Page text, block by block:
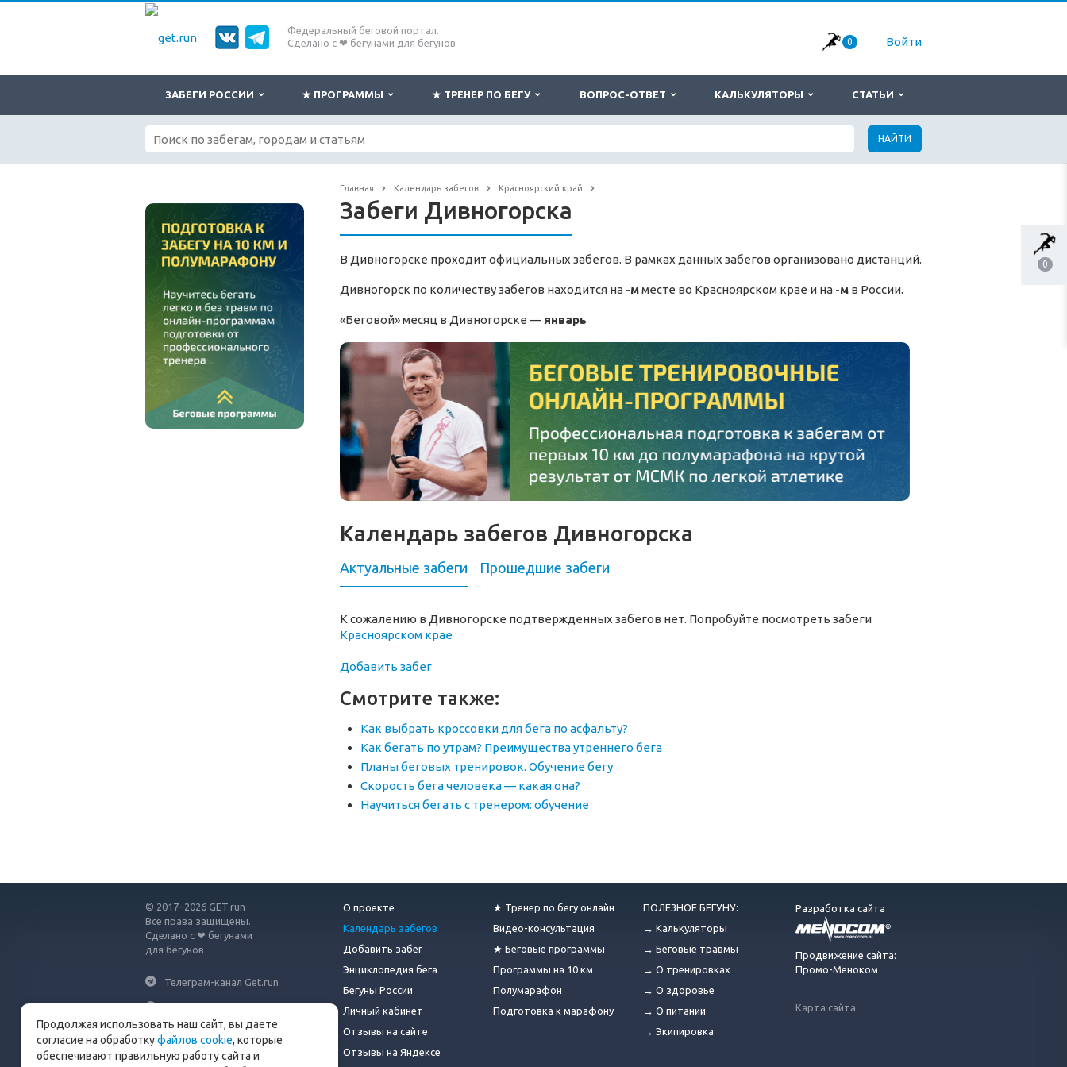
0
Федеральный беговой портал.
Сделано с ❤ бегунами для бегунов
0 Войти
ЗАБЕГИ РОССИИ ★ ПРОГРАММЫ ★ ТРЕНЕР ПО БЕГУ ВОПРОС-ОТВЕТ КАЛЬКУЛЯТОРЫ СТАТЬИ
НАЙТИ
Главная Календарь забегов Красноярский край
Забеги Дивногорска
В Дивногорске проходит официальных забегов. В рамках данных забегов организовано дистанций.
Дивногорск по количеству забегов находится на -мместе во Красноярском крае и на -мв России.
«Беговой» месяц в Дивногорске — январь
Календарь забегов Дивногорска
Актуальные забеги Прошедшие забеги
К сожалению в Дивногорске подтвержденных забегов нет. Попробуйте посмотреть забеги
Красноярском крае
Добавить забег
Смотрите также:
Как выбрать кроссовки для бега по асфальту?
Как бегать по утрам? Преимущества утреннего бега
Планы беговых тренировок. Обучение бегу
Скорость бега человека — какая она?
Научиться бегать с тренером: обучение
© 2017–2026 GET.run
Все права защищены.
Сделано с ❤ бегунами
для бегунов
Телеграм-канал Get.run
Беговой чат в Телеграм
info@get.run
О проекте
Календарь забегов
Добавить забег
Энциклопедия бега
Бегуны России
Личный кабинет
Отзывы на сайте
Отзывы на Яндексе
★ Тренер по бегу онлайн
Видео-консультация
★ Беговые программы
Программы на 10 км
Полумарафон
Подготовка к марафону
ПОЛЕЗНОЕ БЕГУНУ:
→ Калькуляторы
→ Беговые травмы
→ О тренировках
→ О здоровье
→ О питании
→ Экипировка
Разработка сайта
Продвижение сайта:
Промо-Меноком
Карта сайта
Продолжая использовать наш сайт, вы даете
согласие на обработкуфайлов cookie, которые
обеспечивают правильную работу сайта и